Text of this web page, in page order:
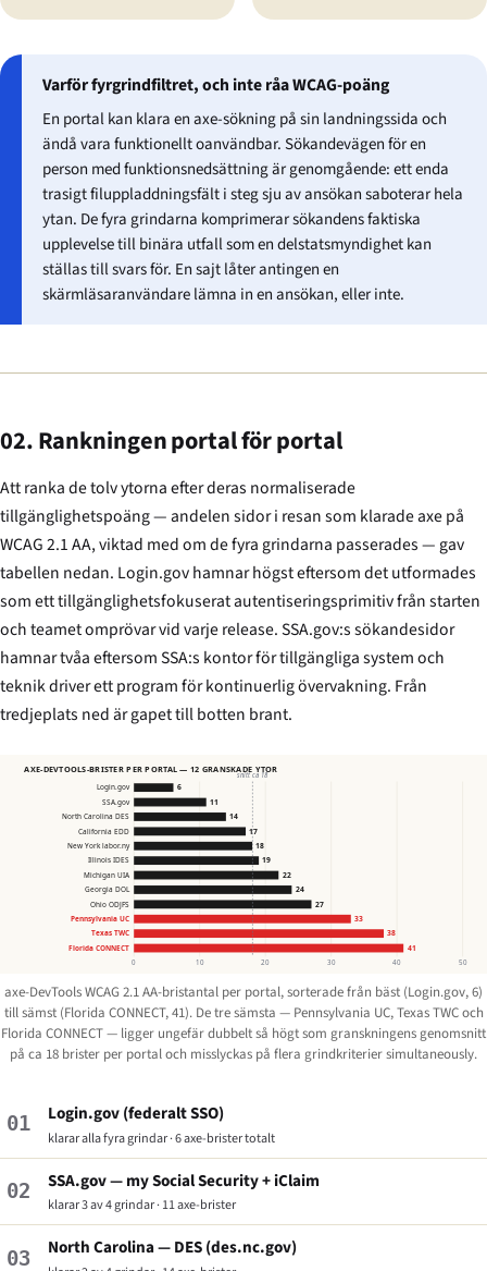
Varför fyrgrindfiltret, och inte råa WCAG-poäng
En portal kan klara en axe-sökning på sin landningssida och
ändå vara funktionellt oanvändbar. Sökandevägen för en
person med funktionsnedsättning är genomgående: ett enda
trasigt filuppladdningsfält i steg sju av ansökan saboterar hela
ytan. De fyra grindarna komprimerar sökandens faktiska
upplevelse till binära utfall som en delstatsmyndighet kan
ställas till svars för. En sajt låter antingen en
skärmläsaranvändare lämna in en ansökan, eller inte.
02. Rankningen portal för portal
Att ranka de tolv ytorna efter deras normaliserade
tillgänglighetspoäng — andelen sidor i resan som klarade axe på
WCAG 2.1 AA, viktad med om de fyra grindarna passerades — gav
tabellen nedan. Login.gov hamnar högst eftersom det utformades
som ett tillgänglighetsfokuserat autentiseringsprimitiv från starten
och teamet omprövar vid varje release. SSA.gov:s sökandesidor
hamnar tvåa eftersom SSA:s kontor för tillgängliga system och
teknik driver ett program för kontinuerlig övervakning. Från
tredjeplats ned är gapet till botten brant.
AXE-DEVTOOLS-BRISTER PER PORTAL — 12 GRANSKADE YTOR
0 10 20 30 40 50
Login.gov
SSA.gov
North Carolina DES
California EDD
New York labor.ny
Illinois IDES
Michigan UIA
Georgia DOL
Ohio ODJFS
Pennsylvania UC
Texas TWC
Florida CONNECT
6
11
14
17
18
19
22
24
27
33
38
41
snitt ca 18
axe-DevTools WCAG 2.1 AA-bristantal per portal, sorterade från bäst (Login.gov, 6)
till sämst (Florida CONNECT, 41). De tre sämsta — Pennsylvania UC, Texas TWC och
Florida CONNECT — ligger ungefär dubbelt så högt som granskningens genomsnitt
på ca 18 brister per portal och misslyckas på flera grindkriterier simultaneously.
01 Login.gov (federalt SSO)
klarar alla fyra grindar · 6 axe-brister totalt
02 SSA.gov — my Social Security + iClaim
klarar 3 av 4 grindar · 11 axe-brister
03 North Carolina — DES (des.nc.gov)